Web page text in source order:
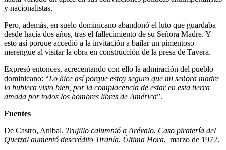
y nacionalistas.
Pero, además, en suelo dominicano abandonó el luto que guardaba
desde hacía dos años, tras el fallecimiento de su Señora Madre. Y
esto así porque accedió a la invitación a bailar un pimentoso
merengue al visitar la obra en construcción de la presa de Tavera.
Expresó entonces, acrecentando con ello la admiración del pueblo
dominicano: “Lo hice así porque estoy seguro que mi señora madre
lo hubiera visto bien, por la complacencia de estar en esta tierra
amada por todos los hombres libres de América”.
Fuentes
De Castro, Anibal. Trujillo calumnió a Arévalo. Caso piratería del
Quetzal aumentó descrédito Tiranía. Última Hora, marzo de 1972.